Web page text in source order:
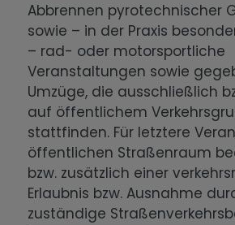
Abbrennen pyrotechnischer
sowie – in der Praxis
– rad- oder motorsportliche
Veranstaltungen sowie
Umzüge, die ausschließlich
auf öffentlichem
stattfinden. Für letztere
öffentlichen Straßenraum
bzw. zusätzlich einer
Erlaubnis bzw. Ausnahme
zuständige